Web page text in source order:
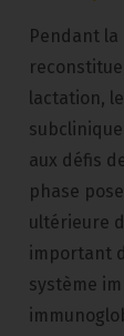
Pendant
lactation,
aux défis
phase
ultérieure
important
système